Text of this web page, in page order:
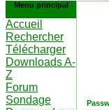
Menu principal
Accueil
Rechercher
Télécharger
Downloads A-
Z
Forum
Sondage